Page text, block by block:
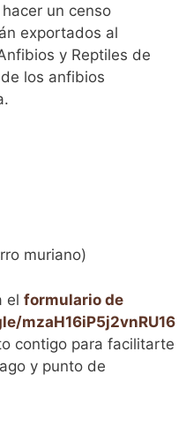
un censo
exportados al
y Reptiles de
los anfibios
muriano)
el formulario de
mzaH16iP5j2vnRU16
contigo para facilitarte
y punto de